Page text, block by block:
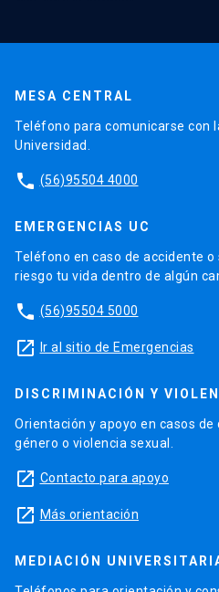
MESA CENTRAL
Teléfono para comunicarse con
Universidad.
phone (56)95504 4000
EMERGENCIAS UC
Teléfono en caso de accidente
riesgo tu vida dentro de algún
phone (56)95504 5000
launch Ir al sitio de Emergencias
DISCRIMINACIÓN Y
Orientación y apoyo en casos
género o violencia sexual.
launch Contacto para apoyo
launch Más orientación
MEDIACIÓN